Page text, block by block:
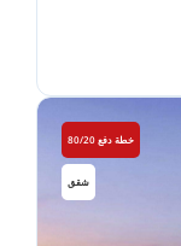
خطة دفع 80/20
شقق